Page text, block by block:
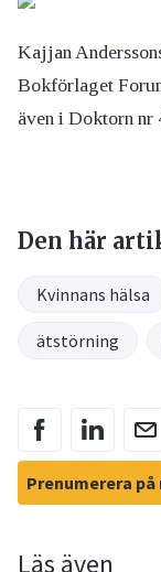
Kajjan
Bokförlaget
även i Doktorn nr
Den här
Kvinnans hälsa
ätstörning
Prenumerera
Läs även